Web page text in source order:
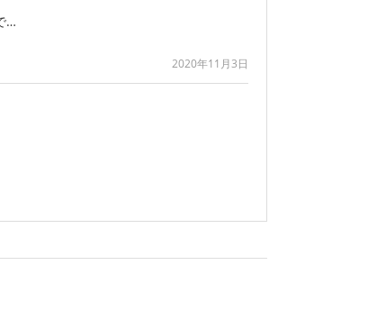
…
2020年11月3日